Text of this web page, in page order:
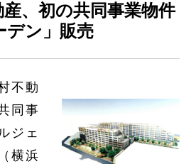
、初の共同事業物件
デン」販売
不動
同事
ジェ
横浜